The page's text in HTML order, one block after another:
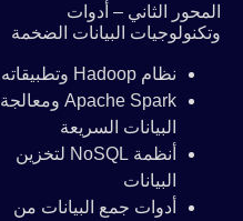
المحور الثاني – أدوات
وتكنولوجيات البيانات الضخمة
نظام Hadoop وتطبيقاته
Apache Spark ومعالجة
البيانات السريعة
أنظمة NoSQL لتخزين
البيانات
أدوات جمع البيانات من